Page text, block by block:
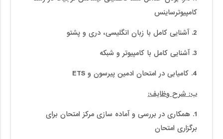
کامپیوترساینس
2. آشنایی کامل با زبان انگلیسی، دری و پشتو
3. آشنایی کامل با کامپیوتر و شبکه
4. کامیابی در امتحان ادمین پیرسون و ETS
ب: شرح وظایف:
1. همکاری در بررسی و آماده سازی مرکز امتحان برای
برگزاری امتحان